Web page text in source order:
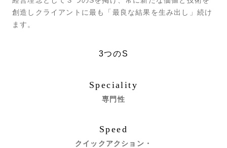
創造しクライアントに最も「最良な結果を生み出し」続け
ます。
3つのS
Speciality
専門性
Speed
クイックアクション・